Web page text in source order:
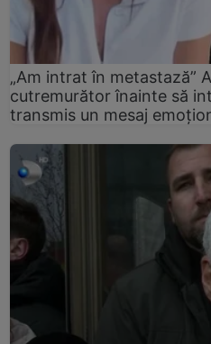
„Am intrat în metastază”
cutremurător înainte să
transmis un mesaj